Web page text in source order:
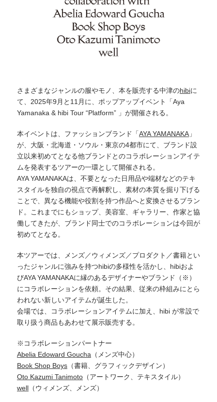
さまざまなジャンルの服やモノ、本を販売する中津のhibiに
て、2025年9月と11月に、ポップアップイベント「Aya
Yamanaka & hibi Tour “Platform” 」が開催される。
本イベントは、ファッションブランド「AYA YAMANAKA 」
が、⼤阪・北海道・ソウル・東京の4都市にて、ブランド設
⽴以来初めてとなる他ブランドとのコラボレーションアイテ
ムを発表するツアーの一環として開催される。
AYA YAMANAKAは、不要となった⽇⽤品や端材などのテキ
スタイルを独⾃の視点で再解釈し、素材の本質を掘り下げる
ことで、異なる機能や役割を持つ作品へと変換させるブラン
ド。これまでにもショップ、美容室、ギャラリー、作家と協
働してきたが、ブランド同⼠でのコラボレーションは今回が
初めてとなる。
本ツアーでは、メンズ／ウィメンズ／プロダクト／書籍とい
ったジャンルに強みを持つhibiの多様性を活かし、hibiおよ
びAYA YAMANAKAに縁のあるデザイナーやブランド（※）
にコラボレーションを依頼。その結果、従来の枠組みにとら
われない新しいアイテムが誕⽣した。
会場では、コラボレーションアイテムに加え、hibi が常設で
取り扱う商品もあわせて展⽰販売する。
※コラボレーションパートナー
Abelia Edoward Goucha （メンズ中⼼）
Book Shop Boys （書籍、グラフィックデザイン）
Oto Kazumi Tanimoto （アートワーク、テキスタイル）
well （ウィメンズ、メンズ）